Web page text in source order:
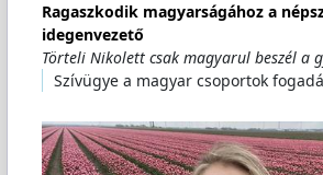
Ragaszkodik magyarságához a
idegenvezető
Törteli Nikolett csak magyarul beszél a
Szívügye a magyar csoportok